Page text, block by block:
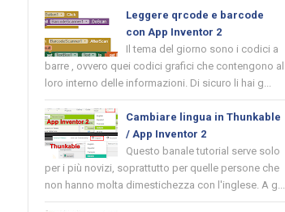
Leggere qrcode e barcode
con App Inventor 2
Il tema del giorno sono i codici a
barre , ovvero quei codici grafici che contengono al
loro interno delle informazioni. Di sicuro li hai g...
Cambiare lingua in Thunkable
/ App Inventor 2
Questo banale tutorial serve solo
per i più novizi, soprattutto per quelle persone che
non hanno molta dimestichezza con l'inglese. A g...